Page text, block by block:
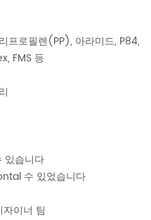
프로필렌(PP), 아라미드, P84,
FMS 등
있습니다
수 있었습니다
이너 팀